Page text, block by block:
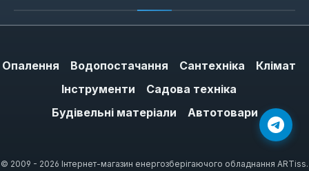
Опалення Водопостачання Сантехніка
Клімат
Інструменти
Садова техніка
Будівельні матеріали
Автотовари
© 2009 - 2026 Інтернет-магазин енергозберігаючого обладнання ARTiss.